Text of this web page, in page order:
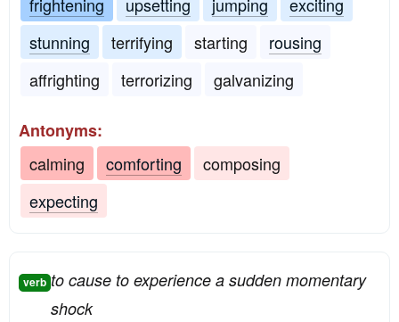
frightening
upsetting jumping
exciting
stunning
terrifying starting
rousing
affrighting
terrorizing galvanizing
Antonyms:
calming
comforting
composing
expecting
verb to cause to experience a sudden momentary
shock